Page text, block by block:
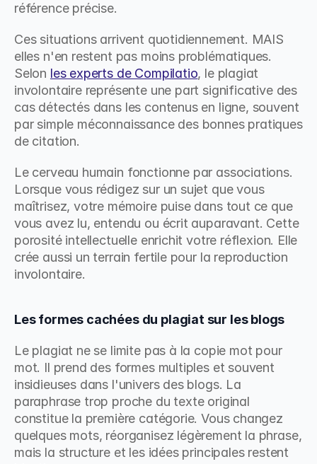
référence précise.
Ces situations arrivent quotidiennement. MAIS
elles n'en restent pas moins problématiques.
Selon les experts de Compilatio, le plagiat
involontaire représente une part significative des
cas détectés dans les contenus en ligne, souvent
par simple méconnaissance des bonnes pratiques
de citation.
Le cerveau humain fonctionne par associations.
Lorsque vous rédigez sur un sujet que vous
maîtrisez, votre mémoire puise dans tout ce que
vous avez lu, entendu ou écrit auparavant. Cette
porosité intellectuelle enrichit votre réflexion. Elle
crée aussi un terrain fertile pour la reproduction
involontaire.
Les formes cachées du plagiat sur les blogs
Le plagiat ne se limite pas à la copie mot pour
mot. Il prend des formes multiples et souvent
insidieuses dans l'univers des blogs. La
paraphrase trop proche du texte original
constitue la première catégorie. Vous changez
quelques mots, réorganisez légèrement la phrase,
mais la structure et les idées principales restent